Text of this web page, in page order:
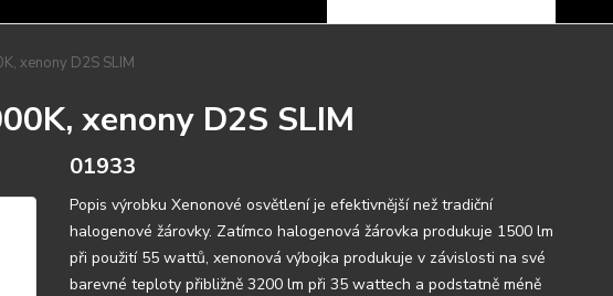
xenony D2S SLIM
xenony D2S SLIM
01933
Popis výrobku Xenonové osvětlení je efektivnější než tradiční
halogenové žárovky. Zatímco halogenová žárovka produkuje 1500 lm
při použití 55 wattů, xenonová výbojka produkuje v závislosti na své
barevné teploty přibližně 3200 lm při 35 wattech a podstatně méně